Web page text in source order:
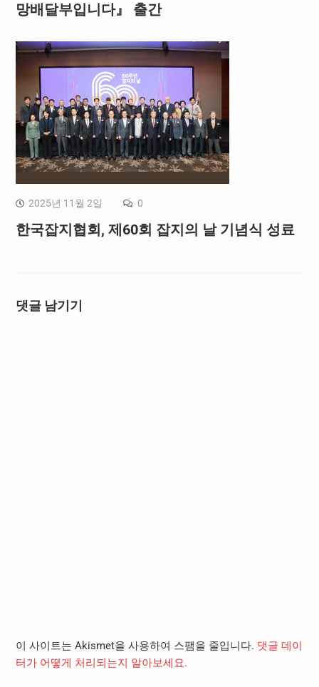
망배달부입니다』 출간
2025년 11월 2일 0
한국잡지협회, 제60회 잡지의 날 기념식 성료
댓글 남기기
이 사이트는 Akismet을 사용하여 스팸을 줄입니다. 댓글 데이
터가 어떻게 처리되는지 알아보세요.